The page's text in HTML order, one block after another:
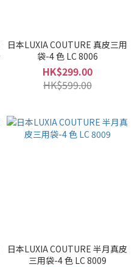
日本LUXIA COUTURE 真皮三用
袋-4 色 LC 8006
HK$299.00
HK$599.00
日本LUXIA COUTURE 半月真皮
三用袋-4 色 LC 8009